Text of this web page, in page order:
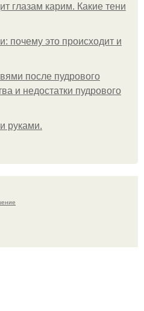
глазам карим. Какие тени
почему это происходит и
после пудрового
и недостатки пудрового
руками.